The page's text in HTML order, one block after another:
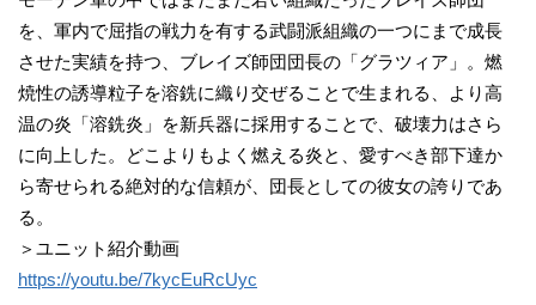
を、軍内で屈指の戦力を有する武闘派組織の一つにまで成長
させた実績を持つ、ブレイズ師団団長の「グラツィア」。燃
焼性の誘導粒子を溶銑に織り交ぜることで生まれる、より高
温の炎「溶銑炎」を新兵器に採用することで、破壊力はさら
に向上した。どこよりもよく燃える炎と、愛すべき部下達か
ら寄せられる絶対的な信頼が、団長としての彼女の誇りであ
る。
＞ユニット紹介動画
https://youtu.be/7kycEuRcUyc